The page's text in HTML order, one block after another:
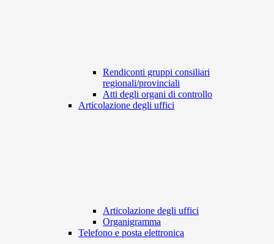
Rendiconti gruppi consiliari
regionali/provinciali
Atti degli organi di controllo
Articolazione degli uffici
Articolazione degli uffici
Organigramma
Telefono e posta elettronica